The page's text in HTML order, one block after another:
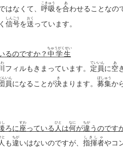
はなくて、 呼吸
こきゅう
を合
あ
わせることなの
信号
しんごう
を送
おく
っています。
るのですか？中学生
ちゅうがくせい
フィルも きまっています。 定員
ていいん
に空
あ
員
んいん
になることが決
き
まります。 募集
ぼしゅう
か
し
ろに座
すわ
っている 人
ひと
は何
なに
が違
ちが
うのです
人
と
も違
ちが
いはないのですが、 指揮者
しきしゃ
やコ